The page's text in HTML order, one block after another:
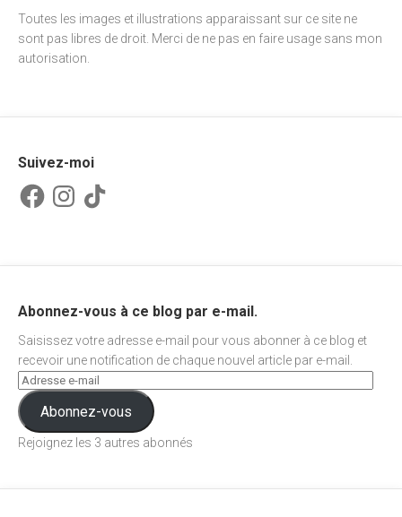
Toutes les images et illustrations apparaissant sur ce site ne
sont pas libres de droit. Merci de ne pas en faire usage sans mon
autorisation.
Suivez-moi
FacebookInstagram
TikTok
Abonnez-vous à ce blog par e-mail.
Saisissez votre adresse e-mail pour vous abonner à ce blog et
recevoir une notification de chaque nouvel article par e-mail.
Abonnez-vous
Rejoignez les 3 autres abonnés